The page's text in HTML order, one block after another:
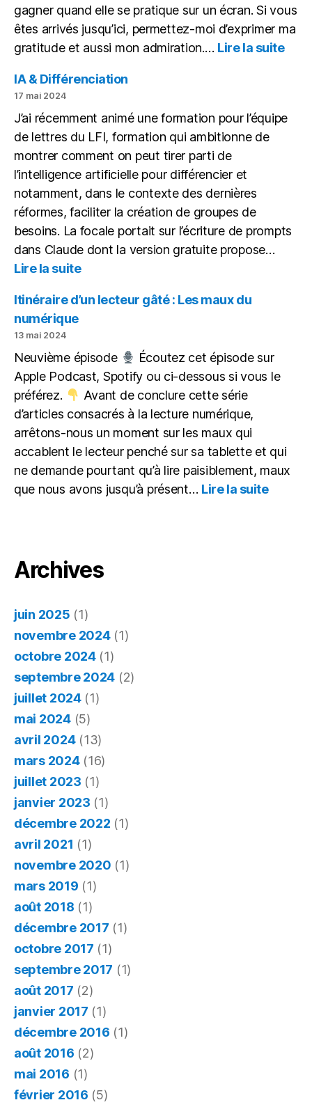
gagner quand elle se pratique sur un écran. Si vous
êtes arrivés jusqu’ici, permettez-moi d’exprimer ma
gratitude et aussi mon admiration.… Lire la suite:
IA & Différenciation
17 mai 2024
J’ai récemment animé une formation pour l’équipe
de lettres du LFI, formation qui ambitionne de
montrer comment on peut tirer parti de
l’intelligence artificielle pour différencier et
notamment, dans le contexte des dernières
réformes, faciliter la création de groupes de
besoins. La focale portait sur l’écriture de prompts
dans Claude dont la version gratuite propose…
Lire la suite:
&
Différenciation
Itinéraire d’un lecteur gâté : Les maux du
numérique
13 mai 2024
Neuvième épisode
Écoutez cet épisode sur
Apple Podcast, Spotify ou ci-dessous si vous le
préférez.
Avant de conclure cette série
d’articles consacrés à la lecture numérique,
arrêtons-nous un moment sur les maux qui
accablent le lecteur penché sur sa tablette et qui
ne demande pourtant qu’à lire paisiblement, maux
que nous avons jusqu’à présent… Lire la suite:
Archives
juin 2025 (1)
novembre 2024(1)
octobre 2024(1)
septembre 2024 (2)
juillet 2024(1)
mai 2024(5)
avril 2024(13)
mars 2024(16)
juillet 2023 (1)
janvier 2023 (1)
décembre 2022 (1)
avril 2021 (1)
novembre 2020 (1)
mars 2019 (1)
août 2018 (1)
décembre 2017 (1)
octobre 2017 (1)
septembre 2017 (1)
août 2017 (2)
janvier 2017 (1)
décembre 2016 (1)
août 2016 (2)
mai 2016 (1)
février 2016 (5)